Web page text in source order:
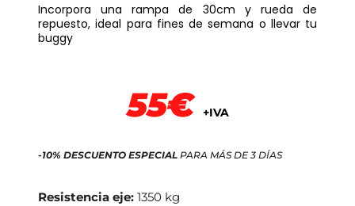
Incorpora una rampa de 30cm y rueda de
repuesto, ideal para fines de semana o llevar tu
buggy
55€ +IVA
-10% DESCUENTO ESPECIAL PARA MÁS DE 3 DÍAS
Resistencia eje: 1350 kg